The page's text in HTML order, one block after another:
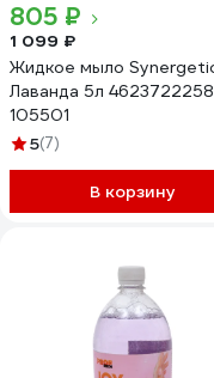
805 ₽
1 099 ₽
Жидкое мыло
Лаванда 5л
105501
5(7)
В корзину